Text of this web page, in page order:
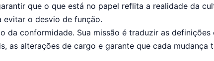
que o que está no papel reflita a realidade da
evitar o desvio de função.
da conformidade. Sua missão é traduzir as definições
as alterações de cargo e garante que cada mudança